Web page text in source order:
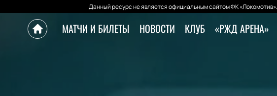
Данный ресурс не является официальным сайтом ФК
МАТЧИ И БИЛЕТЫ НОВОСТИ КЛУБ «РЖД АРЕНА»